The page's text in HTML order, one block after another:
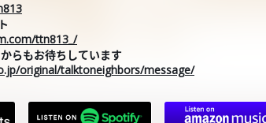
ttn813_/
らもお待ちしています
original/talktoneighbors/message/